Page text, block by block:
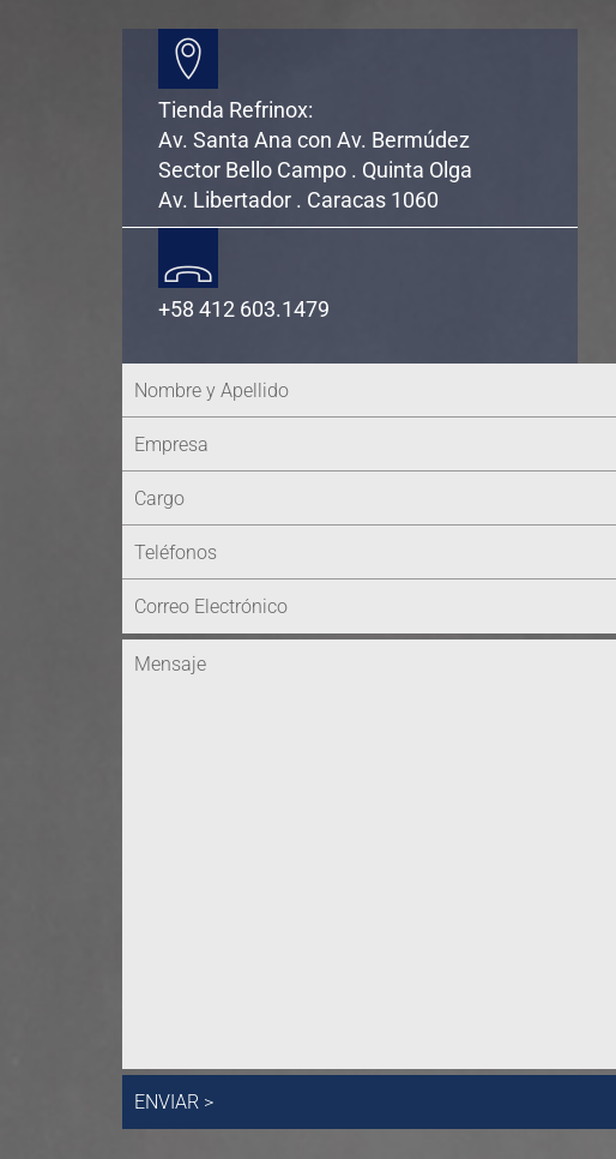
Tienda Refrinox:
Av. Santa Ana con Av. Bermúdez
Sector Bello Campo . Quinta Olga
Av. Libertador . Caracas 1060
+58 412 603.1479